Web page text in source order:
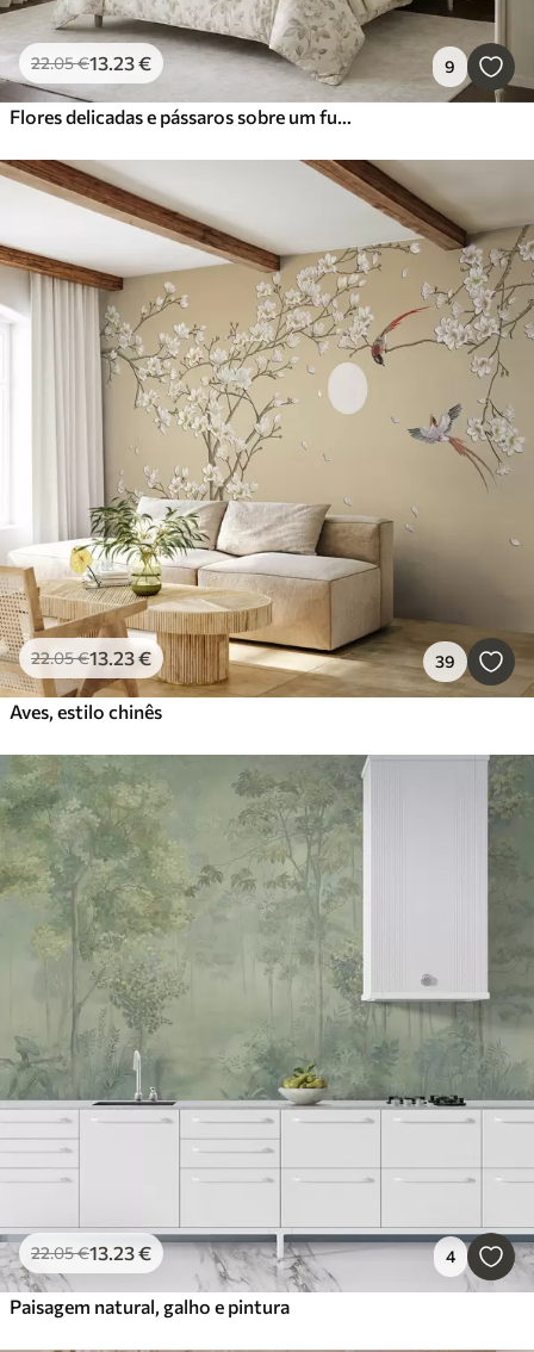
22.05€13.23€ 9
Flores delicadas e pássaros sobre um fundo de giz
22.05€13.23€ 39
Aves, estilo chinês
22.05€13.23€ 4
Paisagem natural, galho e pintura